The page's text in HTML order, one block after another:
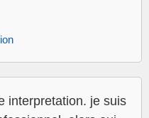
interpretation. je suis